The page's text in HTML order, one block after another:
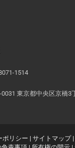
1514
東京都中央区京橋3
ポリシー | サイトマップ|